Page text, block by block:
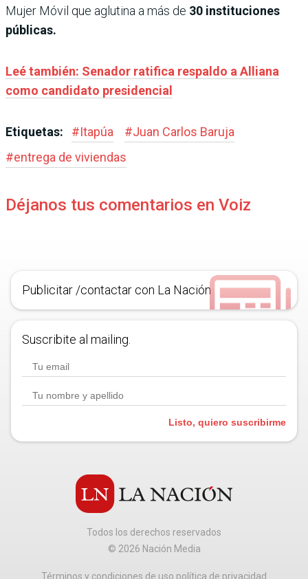
Mujer Móvil que aglutina a más de 30 instituciones
públicas.
Leé también: Senador ratifica respaldo a Alliana
como candidato presidencial
Etiquetas: #Itapúa #Juan Carlos Baruja
#entrega de viviendas
Déjanos tus comentarios en Voiz
Publicitar /contactar con La Nación
Suscribite al mailing.
Listo, quiero suscribirme
Todos los derechos reservados
© 2026 Nación Media
Términos y condiciones de uso política de privacidad